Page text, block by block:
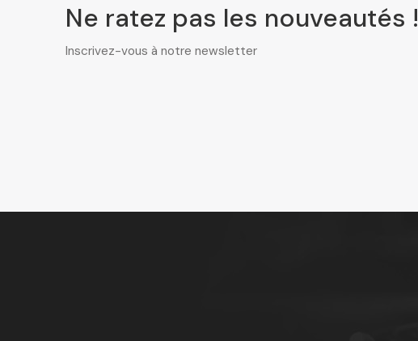
Ne ratez pas les nouveautés !
Inscrivez-vous à notre newsletter